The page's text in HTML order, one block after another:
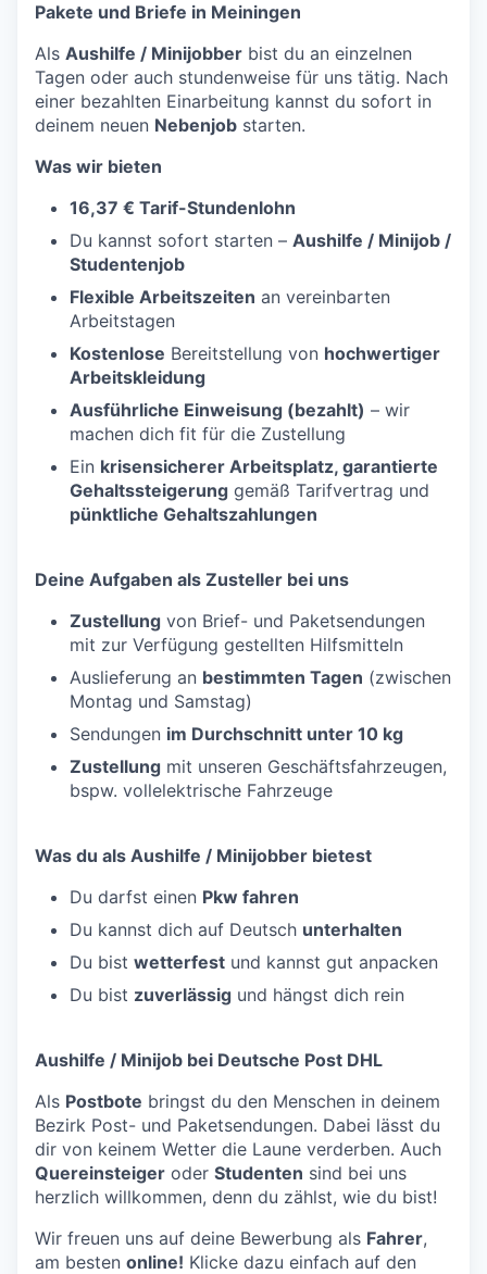
Pakete und Briefe in Meiningen
Als Aushilfe / Minijobber bist du an einzelnen
Tagen oder auch stundenweise für uns tätig. Nach
einer bezahlten Einarbeitung kannst du sofort in
deinem neuen Nebenjob starten.
Was wir bieten
16,37 € Tarif-Stundenlohn
Du kannst sofort starten – Aushilfe / Minijob /
Studentenjob
Flexible Arbeitszeiten an vereinbarten
Arbeitstagen
Kostenlose Bereitstellung von hochwertiger
Arbeitskleidung
Ausführliche Einweisung (bezahlt) – wir
machen dich fit für die Zustellung
Ein krisensicherer Arbeitsplatz, garantierte
Gehaltssteigerung gemäß Tarifvertrag und
pünktliche Gehaltszahlungen
Deine Aufgaben als Zusteller bei uns
Zustellung von Brief- und Paketsendungen
mit zur Verfügung gestellten Hilfsmitteln
Auslieferung an bestimmten Tagen (zwischen
Montag und Samstag)
Sendungen im Durchschnitt unter 10 kg
Zustellung mit unseren Geschäftsfahrzeugen,
bspw. vollelektrische Fahrzeuge
Was du als Aushilfe / Minijobber bietest
Du darfst einen Pkw fahren
Du kannst dich auf Deutsch unterhalten
Du bist wetterfest und kannst gut anpacken
Du bist zuverlässig und hängst dich rein
Aushilfe / Minijob bei Deutsche Post DHL
Als Postbote bringst du den Menschen in deinem
Bezirk Post- und Paketsendungen. Dabei lässt du
dir von keinem Wetter die Laune verderben. Auch
Quereinsteiger oder Studenten sind bei uns
herzlich willkommen, denn du zählst, wie du bist!
Wir freuen uns auf deine Bewerbung als Fahrer,
am besten online! Klicke dazu einfach auf den